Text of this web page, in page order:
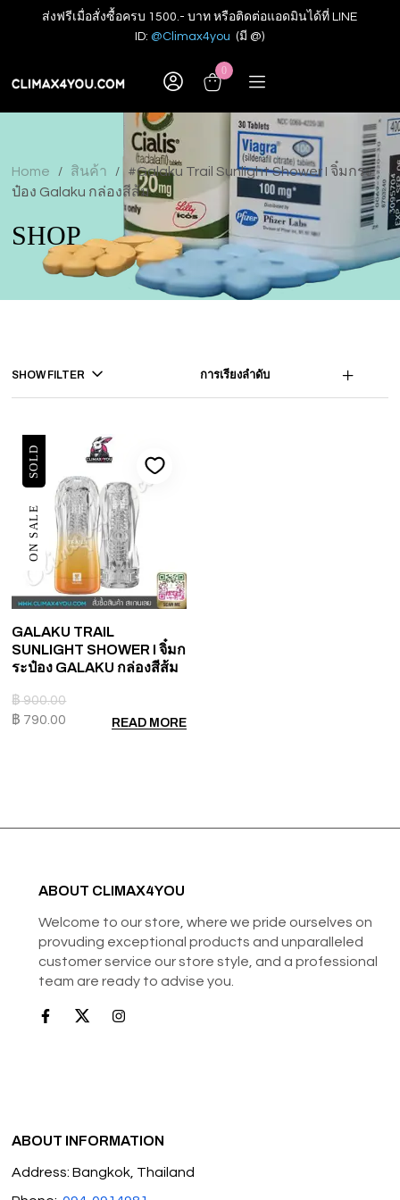
ส่งฟรีเมื่อสั่งซื้อครบ 1500.- บาท หรือติดต่อแอดมินได้ที่ LINE
ID: @Climax4you (มี @)
0
Home / สินค้า /
#Galaku Trail Sunlight Shower I จิ๋มกระ
ป๋อง Galaku กล่องสีส้ม
SHOP
SHOW FILTER การเรียงลำดับ
ON SALE
SOLD
GALAKU TRAIL
SUNLIGHT SHOWER I จิ๋มก
ระป๋อง GALAKU กล่องสีส้ม
฿900.00
฿ 790.00 READ MORE
ABOUT CLIMAX4YOU
Welcome to our store, where we pride ourselves on
provuding exceptional products and unparalleled
customer service our store style, and a professional
team are ready to advise you.
ABOUT INFORMATION
Address: Bangkok, Thailand